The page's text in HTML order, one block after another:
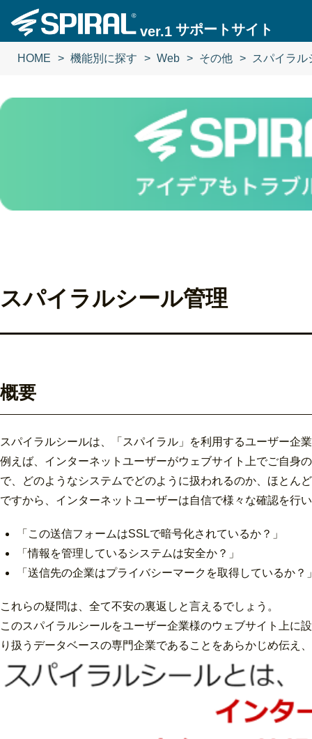
ver.1 サポートサイト
HOME 機能別に探す Web その他 スパイラル
スパイラルシール管理
概要
スパイラルシールは、「スパイラル」を利用するユーザー企
例えば、インターネットユーザーがウェブサイト上でご自身
で、どのようなシステムでどのように扱われるのか、ほとん
ですから、インターネットユーザーは自信で様々な確認を行
「この送信フォームはSSLで暗号化されているか？」
「情報を管理しているシステムは安全か？」
「送信先の企業はプライバシーマークを取得しているか？
これらの疑問は、全て不安の裏返しと言えるでしょう。
このスパイラルシールをユーザー企業様のウェブサイト上に
り扱うデータベースの専門企業であることをあらかじめ伝え